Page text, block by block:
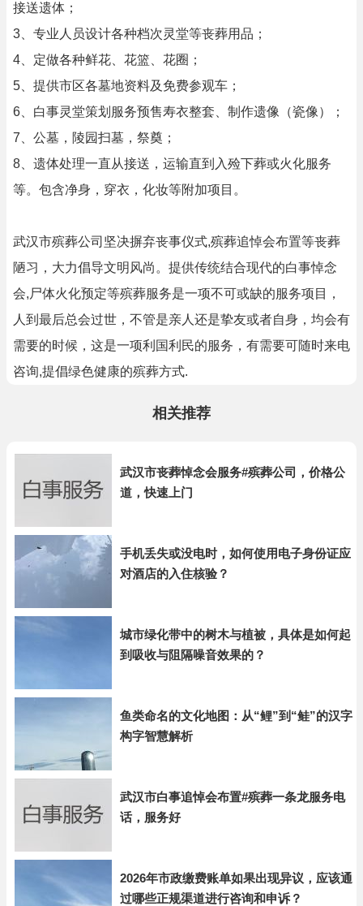
接送遗体；
3、专业人员设计各种档次灵堂等丧葬用品；
4、定做各种鲜花、花篮、花圈；
5、提供市区各墓地资料及免费参观车；
6、白事灵堂策划服务预售寿衣整套、制作遗像（瓷像）；
7、公墓，陵园扫墓，祭奠；
8、遗体处理一直从接送，运输直到入殓下葬或火化服务
等。包含净身，穿衣，化妆等附加项目。
武汉市殡葬公司坚决摒弃丧事仪式,殡葬追悼会布置等丧葬
陋习，大力倡导文明风尚。提供传统结合现代的白事悼念
会,尸体火化预定等殡葬服务是一项不可或缺的服务项目，
人到最后总会过世，不管是亲人还是挚友或者自身，均会有
需要的时候，这是一项利国利民的服务，有需要可随时来电
咨询,提倡绿色健康的殡葬方式.
相关推荐
武汉市丧葬悼念会服务#殡葬公司，价格公
道，快速上门
手机丢失或没电时，如何使用电子身份证应
对酒店的入住核验？
城市绿化带中的树木与植被，具体是如何起
到吸收与阻隔噪音效果的？
鱼类命名的文化地图：从“鲤”到“鲑”的汉字
构字智慧解析
武汉市白事追悼会布置#殡葬一条龙服务电
话，服务好
2026年市政缴费账单如果出现异议，应该通
过哪些正规渠道进行咨询和申诉？